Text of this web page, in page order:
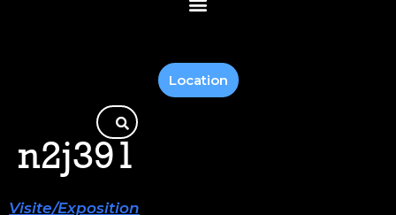
Location
n2j391
Visite/Exposition